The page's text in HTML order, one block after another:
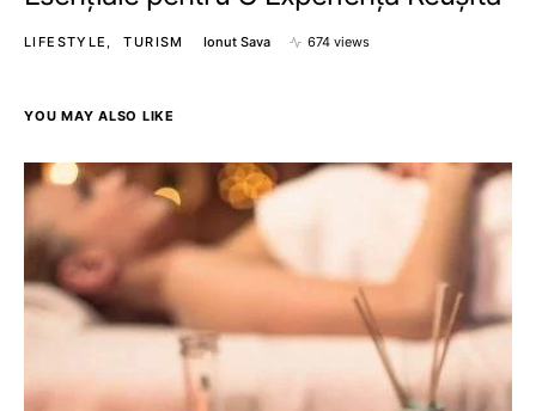
LIFESTYLE TURISM Ionut Sava 674 views
YOU MAY ALSO LIKE